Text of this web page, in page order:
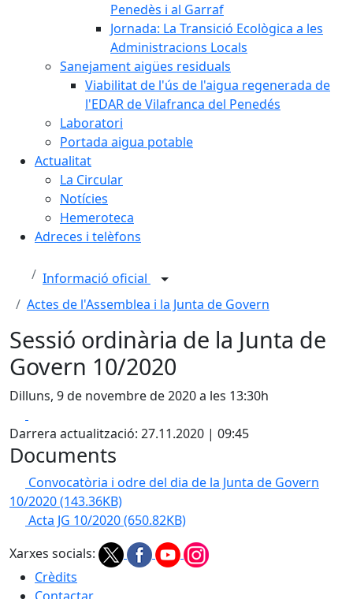
Penedès i al Garraf
Jornada: La Transició Ecològica a les
Administracions Locals
Sanejament aigües residuals
Viabilitat de l'ús de l'aigua regenerada de
l'EDAR de Vilafranca del Penedés
Laboratori
Portada aigua potable
Actualitat
La Circular
Notícies
Hemeroteca
Adreces i telèfons
Informació oficial
Actes de l'Assemblea i la Junta de Govern
Sessió ordinària de la Junta de
Govern 10/2020
Dilluns, 9 de novembre de 2020 a les 13:30h
Darrera actualització: 27.11.2020 | 09:45
Documents
Convocatòria i odre del dia de la Junta de Govern
10/2020(143.36KB)
Acta JG 10/2020(650.82KB)
Xarxes socials:
Crèdits